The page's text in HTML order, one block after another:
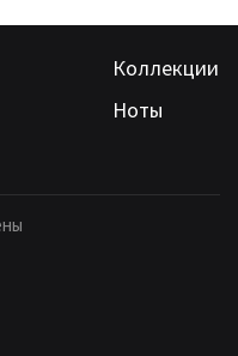
Коллекции
Ноты